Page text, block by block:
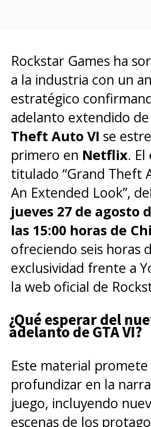
testigos del origen de
en forma de cruz y la
relación de "Kenshin"
"Tomoe", su primera
relato que los fans
pudieron ver en el
OVA "Trust &
"En esta entrega,
enemigo más
la saga, planea un
en Tokio para
'Kenshin'. Las estrellas
presentes en la batalla
'Kenshin' y en el
una nueva era.
abarca los últimos
shogunato y revela los
de un rencor
Rockstar Games ha
a la industria con un
estratégico
adelanto extendido de
Theft Auto VI se
primero en Netflix. El
titulado “Grand Theft
An Extended Look”,
jueves 27 de agosto
las 15:00 horas de
ofreciendo seis horas
exclusividad frente a
la web oficial de
¿Qué esperar del
adelanto de GTA VI?
Este material promete
profundizar en la
juego, incluyendo
escenas de los